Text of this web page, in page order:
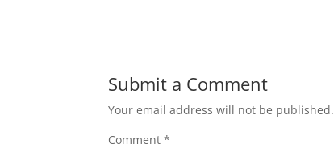
Submit a Comment
Your email address will not be published.
Comment*